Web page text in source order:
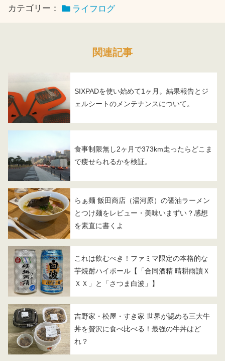
カテゴリー： ライフログ
関連記事
SIXPADを使い始めて1ヶ月。結果報告とジ
ェルシートのメンテナンスについて。
食事制限無し2ヶ月で373km走ったらどこま
で痩せられるかを検証。
らぁ麺 飯田商店（湯河原）の醤油ラーメン
とつけ麺をレビュー・美味いまずい？感想
を素直に書くよ
これは飲むべき！ファミマ限定の本格的な
芋焼酎ハイボール【「合同酒精 晴耕雨讀Ｘ
ＸＸ」と「さつま白波」】
吉野家・松屋・すき家 世界が認める三大牛
丼を贅沢に食べ比べる！最強の牛丼はど
れ？